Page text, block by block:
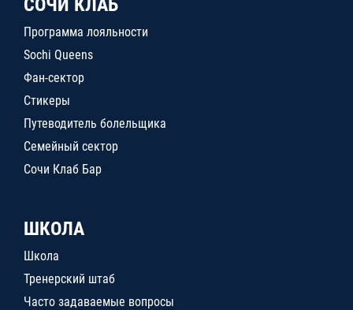
СОЧИ КЛАБ
Программа лояльности
Sochi Queens
Фан-сектор
Стикеры
Путеводитель болельщика
Семейный сектор
Сочи Клаб Бар
ШКОЛА
Школа
Тренерский штаб
Часто задаваемые вопросы